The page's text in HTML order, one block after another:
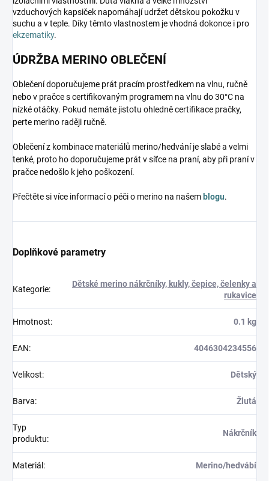
vzduchových kapsiček napomáhají udržet dětskou pokožku v
suchu a v teple. Díky těmto vlastnostem je vhodná dokonce i pro
ekzematiky.
ÚDRŽBA MERINO OBLEČENÍ
Oblečení doporučujeme prát pracím prostředkem na vlnu, ručně
nebo v pračce s certifikovaným programem na vlnu do 30°C na
nízké otáčky. Pokud nemáte jistotu ohledně certifikace pračky,
perte merino raději ručně.
Oblečení z kombinace materiálů merino/hedvání je slabé a velmi
tenké, proto ho doporučujeme prát v síťce na praní, aby při praní v
pračce nedošlo k jeho poškození.
Přečtěte si více informací o péči o merino na našem blogu.
Doplňkové parametry
Kategorie:
Dětské merino nákrčníky, kukly, čepice, čelenky a
rukavice
Hmotnost: 0.1 kg
EAN: 4046304234556
Velikost: Dětský
Barva: Žlutá
Typ
produktu:
Nákrčník
Materiál : Merino/hedvábí